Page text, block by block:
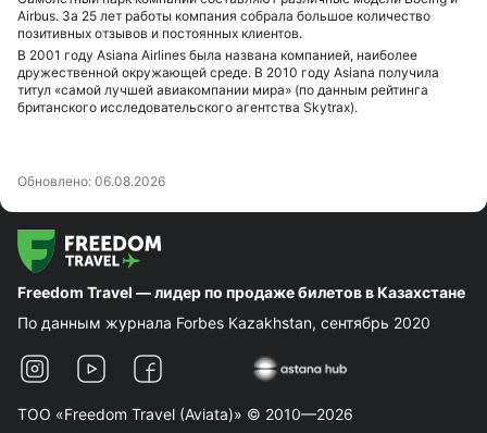
Airbus. За 25 лет работы компания собрала большое количество
позитивных отзывов и постоянных клиентов.
В 2001 году Asiana Airlines была названа компанией, наиболее
дружественной окружающей среде. В 2010 году Asiana получила
титул «самой лучшей авиакомпании мира» (по данным рейтинга
британского исследовательского агентства Skytrax).
Обновлено: 06.08.2026
Freedom Travel — лидер по продаже билетов в Казахстане
По данным журнала Forbes Kazakhstan, сентябрь 2020
ТОО «Freedom Travel (Aviata)» © 2010—2026